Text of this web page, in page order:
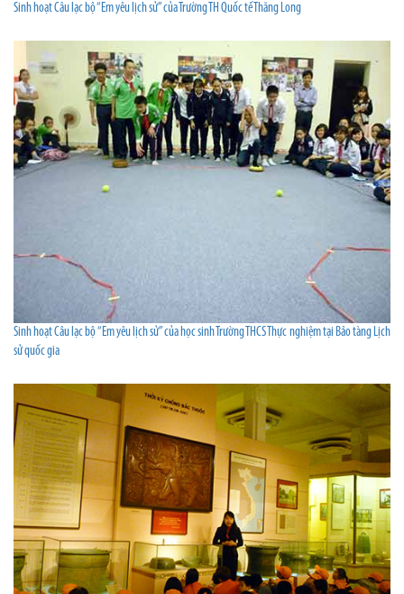
Sinh hoạt Câu lạc bộ “Em yêu lịch sử” của Trường TH Quốc tế Thăng Long
Sinh hoạt Câu lạc bộ “Em yêu lịch sử” của học sinh Trường THCS Thực nghiệm tại Bảo tàng Lịch
sử quốc gia